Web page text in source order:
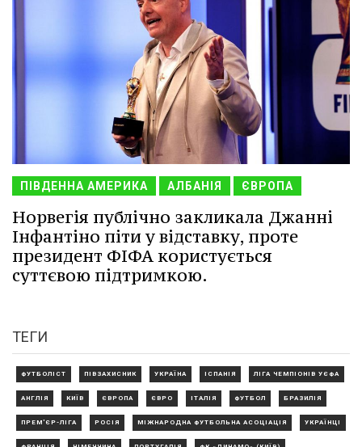
ПІВДЕННА АМЕРИКА АЛБАНІЯ ЄВРОПА
Норвегія публічно закликала Джанні
Інфантіно піти у відставку, проте
президент ФІФА користується
суттєвою підтримкою.
ТЕГИ
ФУТБОЛІСТ ПІВЗАХИСНИК УКРАЇНА ІСПАНІЯ ЛІГА ЧЕМПІОНІВ УЄФА
АНГЛІЯ КИЇВ ЄВРОПА ЄВРО ІТАЛІЯ ФУТБОЛ БРАЗИЛІЯ
ПРЕМ'ЄР-ЛІГА РОСІЯ МІЖНАРОДНА ФУТБОЛЬНА АСОЦІАЦІЯ УКРАЇНЦІ